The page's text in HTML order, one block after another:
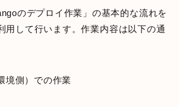
のデプロイ作業」の基本的な流れを
用して行います。作業内容は以下の通
境側）での作業